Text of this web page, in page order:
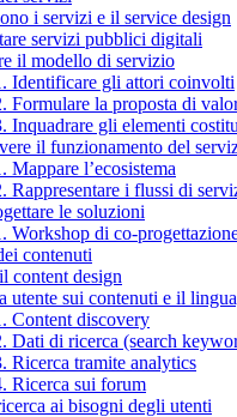
i servizi e il service design
servizi pubblici digitali
il modello di servizio
Identificare gli attori coinvolti
Formulare la proposta di
Inquadrare gli elementi
il funzionamento del
Mappare l’ecosistema
Rappresentare i flussi di
le soluzioni
Workshop di co-
contenuti
content design
utente sui contenuti e il
Content discovery
Dati di ricerca (search
Ricerca tramite analytics
Ricerca sui forum
ai bisogni degli utenti